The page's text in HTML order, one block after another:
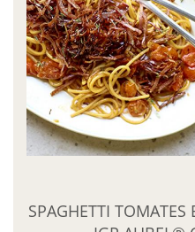
SPAGHETTI TOMATES